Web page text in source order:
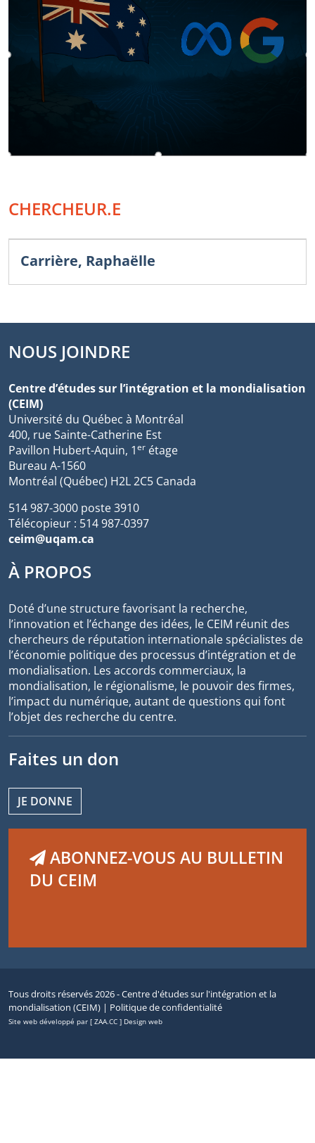
CHERCHEUR.E
Carrière, Raphaëlle
NOUS JOINDRE
Centre d’études sur l’intégration et la mondialisation
(CEIM)
Université du Québec à Montréal
400, rue Sainte-Catherine Est
Pavillon Hubert-Aquin, 1er étage
Bureau A-1560
Montréal (Québec) H2L 2C5 Canada
514 987-3000 poste 3910
Télécopieur : 514 987-0397
ceim@uqam.ca
À PROPOS
Doté d’une structure favorisant la recherche,
l’innovation et l’échange des idées, le CEIM réunit des
chercheurs de réputation internationale spécialistes de
l’économie politique des processus d’intégration et de
mondialisation. Les accords commerciaux, la
mondialisation, le régionalisme, le pouvoir des firmes,
l’impact du numérique, autant de questions qui font
l’objet des recherche du centre.
Faites un don
JE DONNE
ABONNEZ-VOUS AU BULLETIN
DU CEIM
Tous droits réservés 2026 - Centre d'études sur l'intégration et la
mondialisation (CEIM) | Politique de confidentialité
Site web développé par [ ZAA.CC ] Design web